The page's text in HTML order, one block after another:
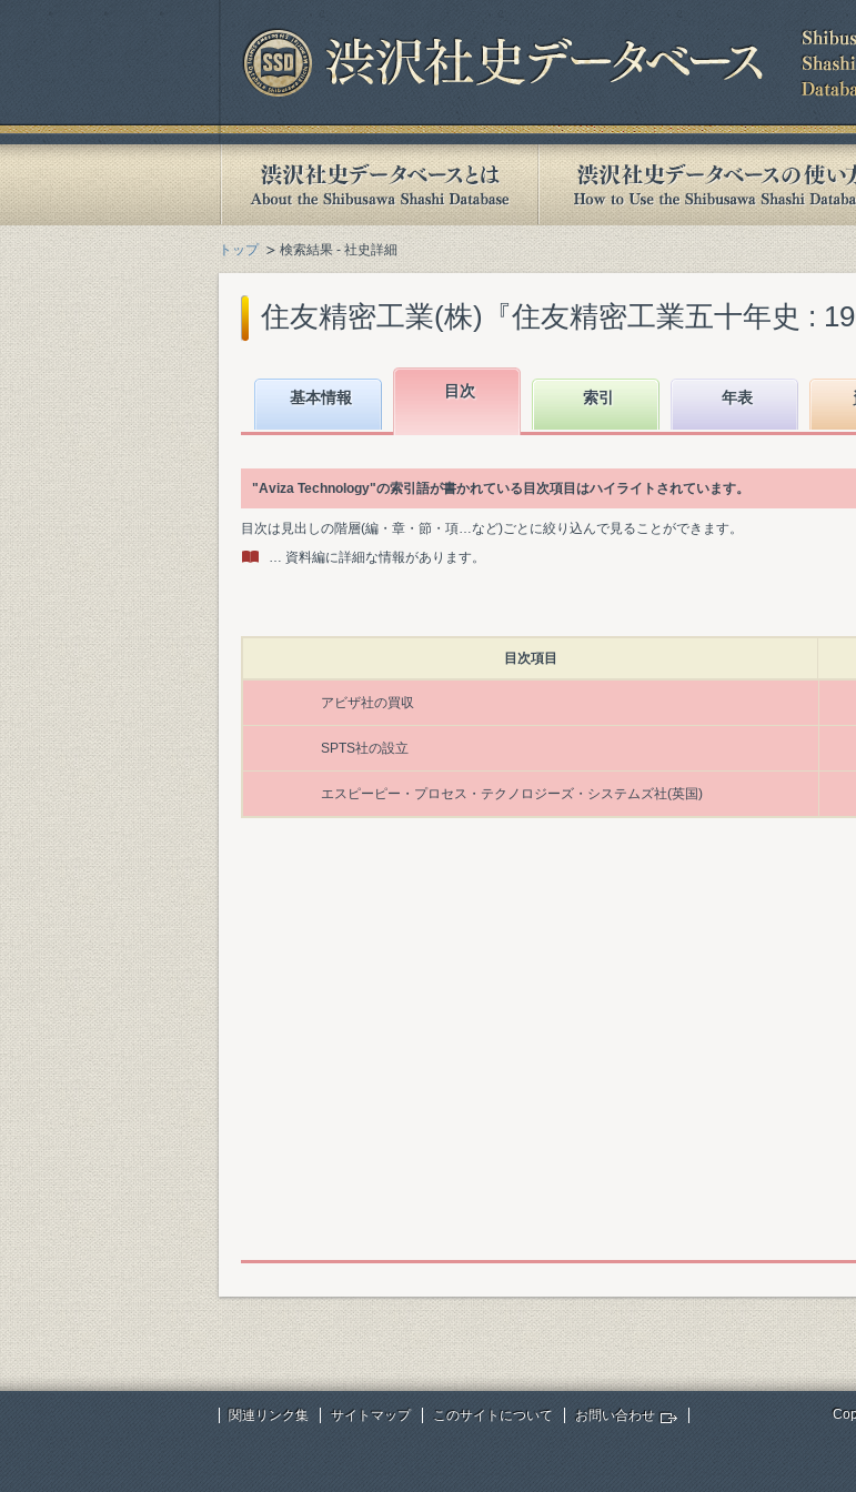
トップ 検索結果 - 社史詳細
住友精密工業(株)『住友精密工業五十年史 :
基本情報 目次 索引 年表
"Aviza Technology"の索引語が書かれている目次項目はハイライトされています。
目次は見出しの階層(編・章・節・項…など)ごとに絞り込んで見ることができます。
… 資料編に詳細な情報があります。
目次項目
アビザ社の買収
SPTS社の設立
エスピーピー・プロセス・テクノロジーズ・システムズ社(英国)
関連リンク集 サイトマップ このサイトについて お問い合わせ